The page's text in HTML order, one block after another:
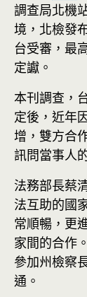
調查局北機
境，北檢發
台受審，最
定讞。
本刊調查，
定後，近年
增，雙方合
訊問當事人
法務部長蔡
法互助的國
常順暢，更
家間的合作
參加州檢察
通。